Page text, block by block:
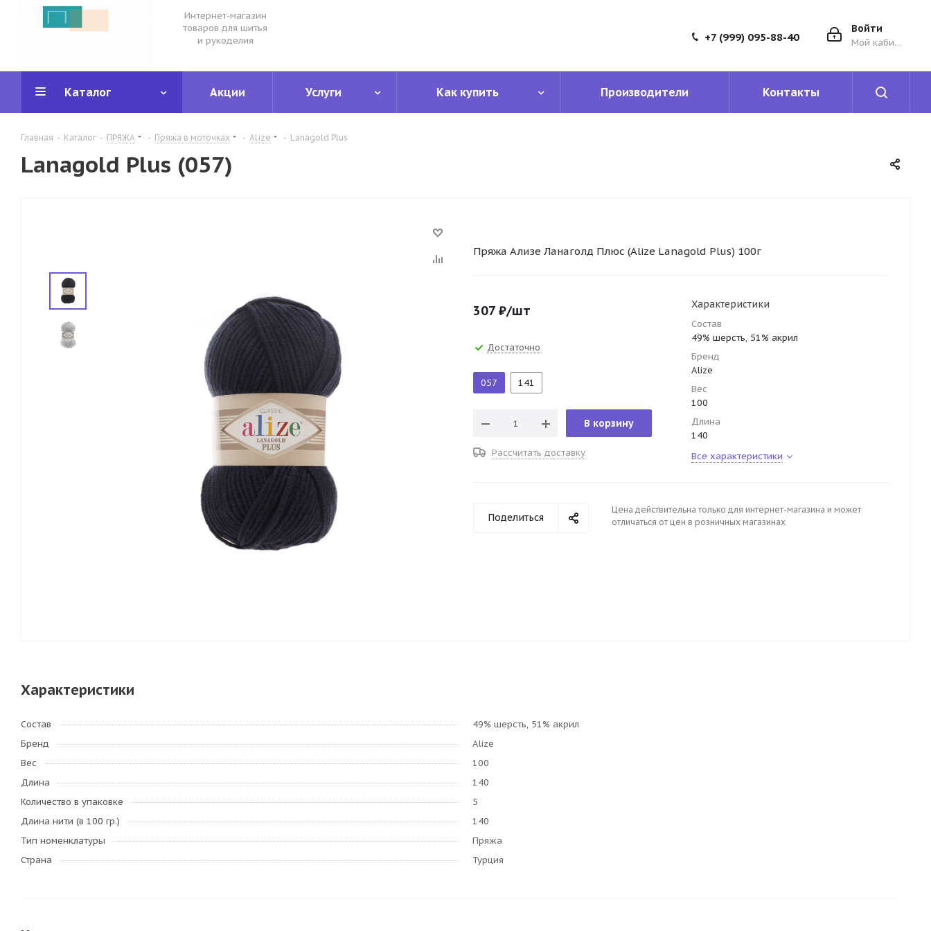
Интернет-магазин
товаров для шитья
и рукоделия
Войти
Мой кабинет
+7 (999) 095-88-40
Каталог Акции Услуги Как купить Производители Контакты
Главная - Каталог - ПРЯЖА - Пряжа в моточках - Alize - Lanagold Plus
Lanagold Plus (057)
Пряжа Ализе Ланаголд Плюс (Alize Lanagold Plus) 100г
307 ₽/шт
Достаточно
057 141
В корзину
Рассчитать доставку
Характеристики
Состав
49% шерсть, 51% акрил
Бренд
Alize
Вес
100
Длина
140
Все характеристики
Поделиться
Цена действительна только для интернет-магазина и может
отличаться от цен в розничных магазинах
Характеристики
Состав
49% шерсть, 51% акрил
Бренд
Alize
Вес
100
Длина
140
Количество в упаковке
5
Длина нити (в 100 гр.)
140
Тип номенклатуры
Пряжа
Страна
Турция